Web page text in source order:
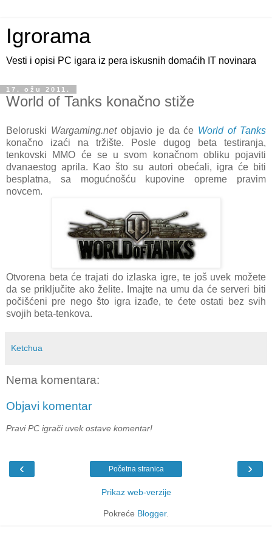
Igrorama
Vesti i opisi PC igara iz pera iskusnih domaćih IT novinara
17. ožu 2011.
World of Tanks konačno stiže
Beloruski Wargaming.netobjavio je da će World of Tanks
konačno izaći na tržište. Posle dugog beta testiranja,
tenkovski MMO će se u svom konačnom obliku pojaviti
dvanaestog aprila. Kao što su autori obećali, igra će biti
besplatna, sa mogućnošću kupovine opreme pravim
novcem.
Otvorena beta će trajati do izlaska igre, te još uvek možete
da se priključite ako želite. Imajte na umu da će serveri biti
počišćeni pre nego što igra izađe, te ćete ostati bez svih
svojih beta-tenkova.
Ketchua
Nema komentara:
Objavi komentar
Pravi PC igrači uvek ostave komentar!
‹ ›
Početna stranica
Prikaz web-verzije
Pokreće Blogger.